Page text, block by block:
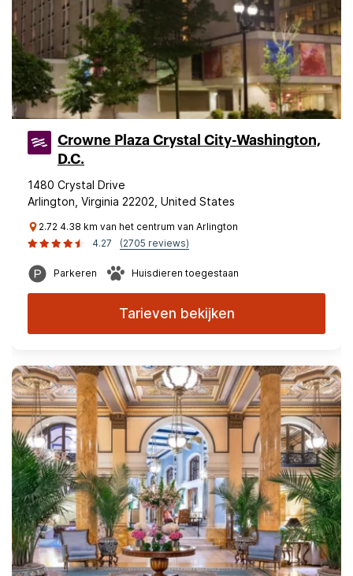
Crowne Plaza Crystal City-Washington,
D.C.
1480 Crystal Drive
Arlington, Virginia 22202, United States
2.72 4.38 km van het centrum van Arlington
4.27
(2705 reviews)
Parkeren Huisdieren toegestaan
Tarieven bekijken